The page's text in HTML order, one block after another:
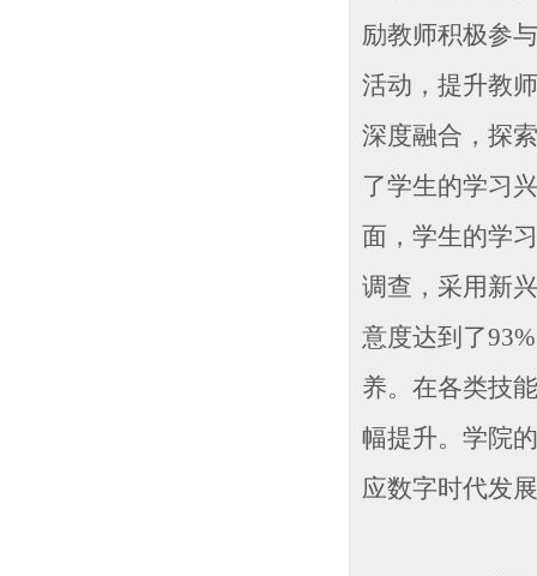
励教师积极参
活动，提升教
深度融合，探
了学生的学习
面，学生的学
调查，采用新
意度达到了
养。在各类技
幅提升。学院
应数字时代发